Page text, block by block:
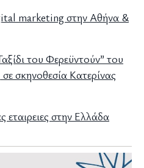
marketing στην Αθήνα &
του Φερεϋντούν” του
σκηνοθεσία Κατερίνας
εταιρειες στην Ελλάδα